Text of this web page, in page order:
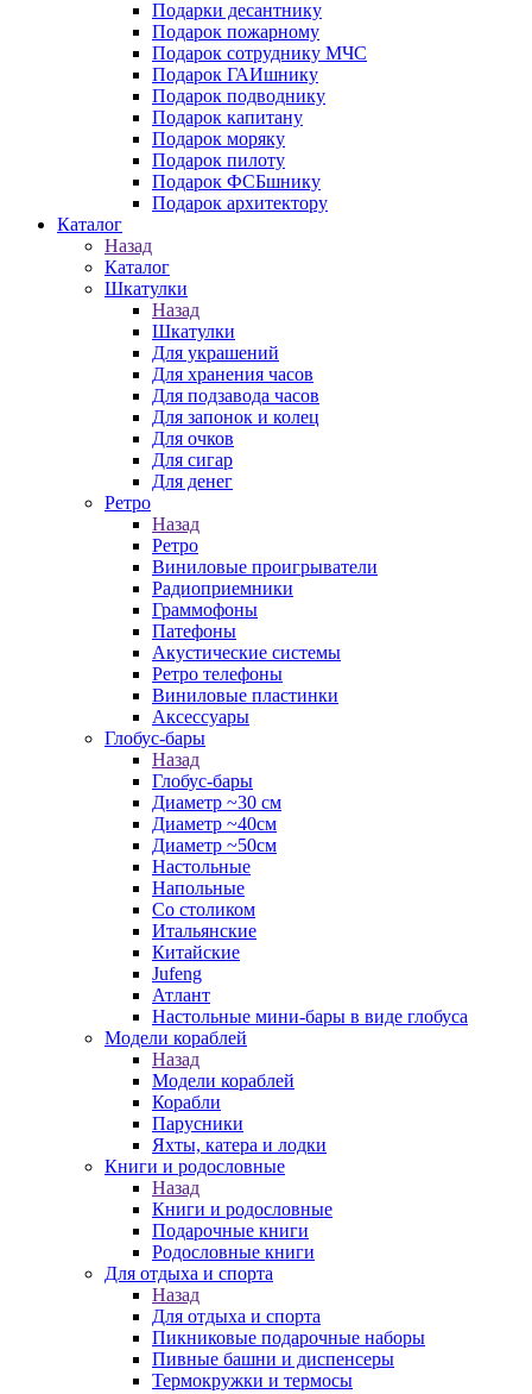
Подарки десантнику
Подарок пожарному
Подарок сотруднику МЧС
Подарок ГАИшнику
Подарок подводнику
Подарок капитану
Подарок моряку
Подарок пилоту
Подарок ФСБшнику
Подарок архитектору
Каталог
Назад
Каталог
Шкатулки
Назад
Шкатулки
Для украшений
Для хранения часов
Для подзавода часов
Для запонок и колец
Для очков
Для сигар
Для денег
Ретро
Назад
Ретро
Виниловые проигрыватели
Радиоприемники
Граммофоны
Патефоны
Акустические системы
Ретро телефоны
Виниловые пластинки
Аксессуары
Глобус-бары
Назад
Глобус-бары
Диаметр ~30 см
Диаметр ~40см
Диаметр ~50см
Настольные
Напольные
Со столиком
Итальянские
Китайские
Jufeng
Атлант
Настольные мини-бары в виде глобуса
Модели кораблей
Назад
Модели кораблей
Корабли
Парусники
Яхты, катера и лодки
Книги и родословные
Назад
Книги и родословные
Подарочные книги
Родословные книги
Для отдыха и спорта
Назад
Для отдыха и спорта
Пикниковые подарочные наборы
Пивные башни и диспенсеры
Термокружки и термосы